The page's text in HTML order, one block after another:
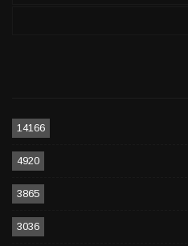
14166
4920
3865
3036